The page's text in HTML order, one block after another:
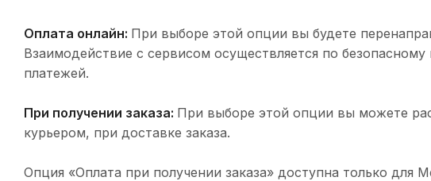
Оплата онлайн: При выборе этой опции вы будете
Взаимодействие с сервисом осуществляется по
платежей.
При получении заказа: При выборе этой опции вы можете
курьером, при доставке заказа.
Опция «Оплата при получении заказа» доступна только